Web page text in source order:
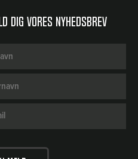
dig vores nyhedsbrev